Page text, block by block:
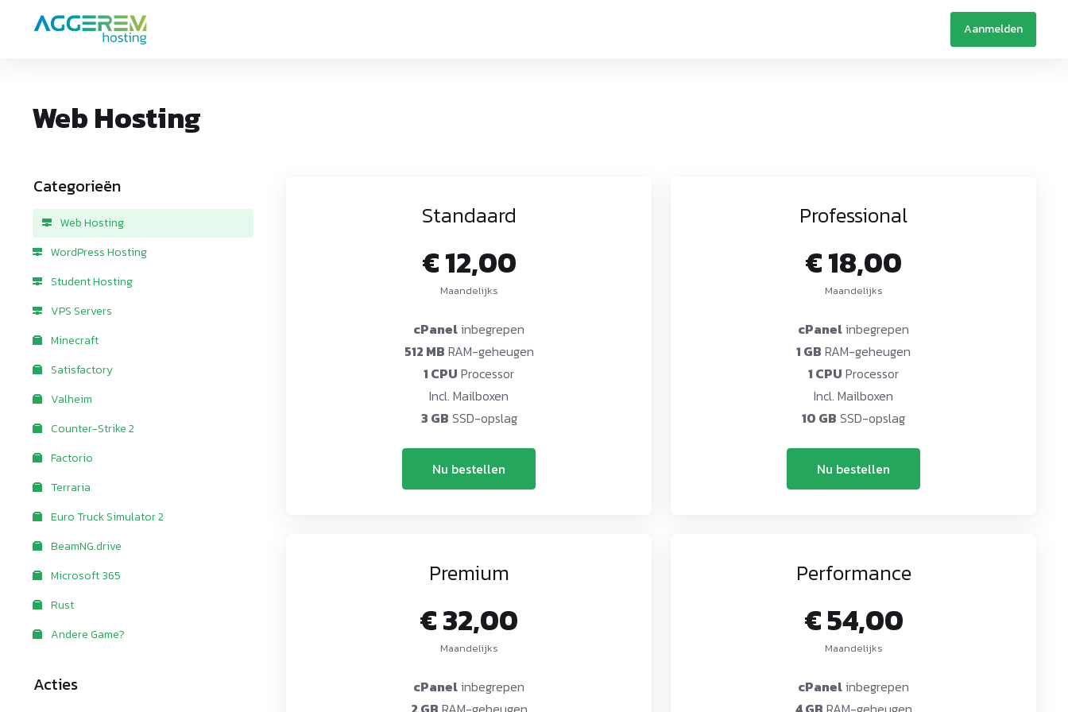
Aanmelden
Web Hosting
Categorieën
Web Hosting
WordPress Hosting
Student Hosting
VPS Servers
Minecraft
Satisfactory
Valheim
Counter-Strike 2
Factorio
Terraria
Euro Truck Simulator 2
BeamNG.drive
Microsoft 365
Rust
Andere Game?
Acties
Standaard
€ 12,00
Maandelijks
cPanelinbegrepen
512 MB RAM-geheugen
1 CPU Processor
Incl. Mailboxen
3 GB SSD-opslag
Nu bestellen
Professional
€ 18,00
Maandelijks
cPanelinbegrepen
1 GB RAM-geheugen
1 CPU Processor
Incl. Mailboxen
10 GB SSD-opslag
Nu bestellen
Premium
€ 32,00
Maandelijks
cPanelinbegrepen
Performance
€ 54,00
Maandelijks
cPanelinbegrepen